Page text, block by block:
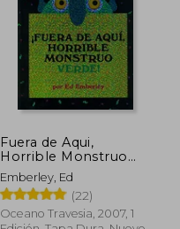
Fuera de Aqui,
Horrible Monstruo
Verde!
Emberley, Ed
(22)
Oceano Travesia, 2007, 1